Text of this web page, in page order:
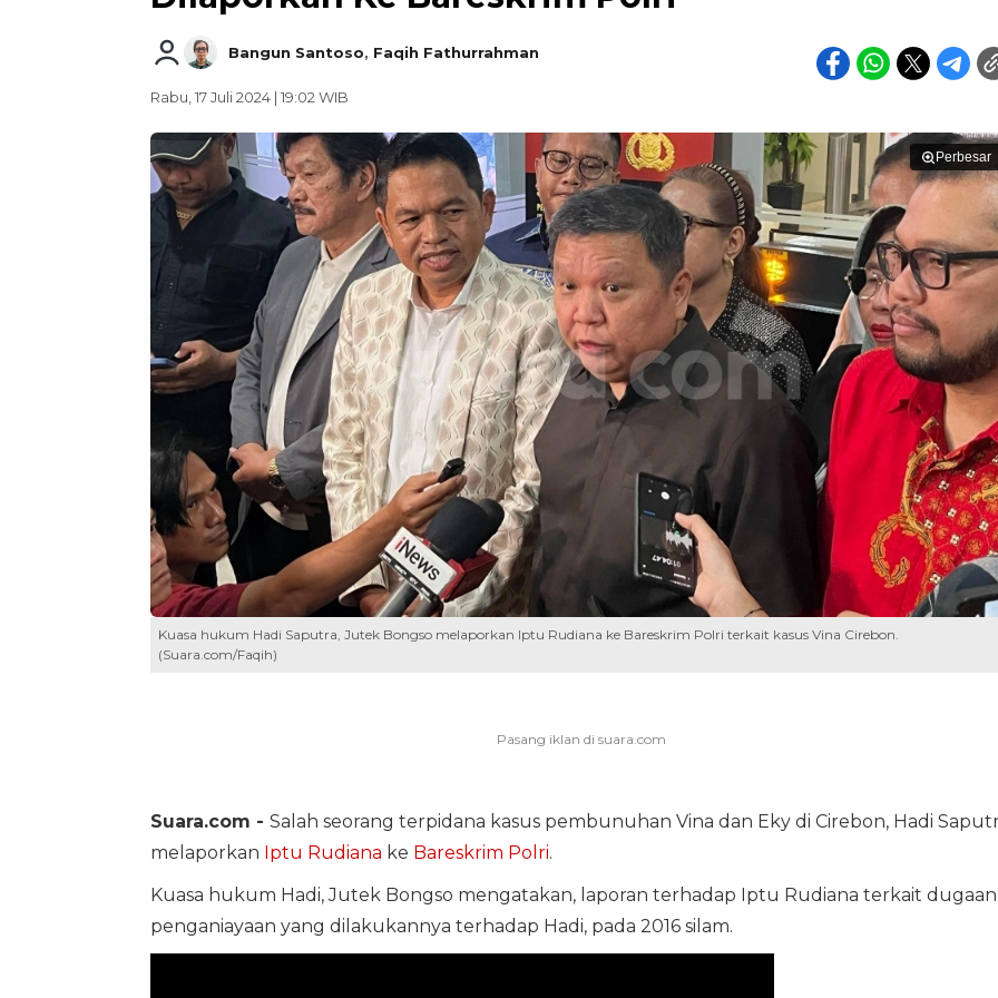
Bangun Santoso, Faqih Fathurrahman
Rabu, 17 Juli 2024 | 19:02 WIB
Perbesar
Kuasa hukum Hadi Saputra, Jutek Bongso melaporkan Iptu Rudiana ke Bareskrim Polri terkait kasus Vina Cirebon.
(Suara.com/Faqih)
Suara.com - Salah seorang terpidana kasus pembunuhan Vina dan Eky di Cirebon, Hadi
melaporkan Iptu Rudiana ke Bareskrim Polri.
Kuasa hukum Hadi, Jutek Bongso mengatakan, laporan terhadap Iptu Rudiana terkait dugaan
penganiayaan yang dilakukannya terhadap Hadi, pada 2016 silam.